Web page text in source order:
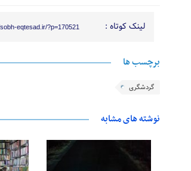
لینک کوتاه : eqtesad.ir/?p=170521
برچسب ها
گردشگری
نوشته های مشابه
25 فوریه 2026 24 فوریه 2026